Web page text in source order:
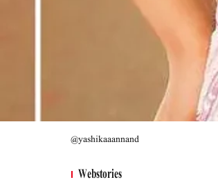
@yashikaaannand
Webstories